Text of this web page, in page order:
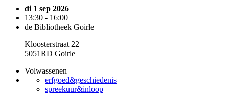
di 1 sep 2026
13:30 - 16:00
de Bibliotheek Goirle
Kloosterstraat 22
5051RD Goirle
Volwassenen
erfgoed&geschiedenis
spreekuur&inloop